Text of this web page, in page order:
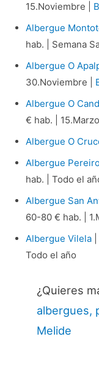
15.Noviembre |
Albergue
hab. | Semana
Albergue O
30.Noviembre |
Albergue O
€ hab. |
Albergue O
Albergue
hab. | Todo el
Albergue San
60-80 € hab. |
Albergue Vilela|
Todo el año
¿Quieres
albergues,
Melide